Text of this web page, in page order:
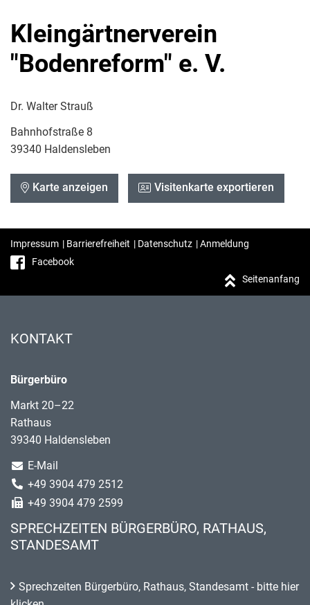
Kleingärtnerverein
"Bodenreform" e. V.
Dr. Walter Strauß
Bahnhofstraße 8
39340 Haldensleben
Karte anzeigen Visitenkarte exportieren
Impressum | Barrierefreiheit | Datenschutz |Anmeldung
Facebook
Seitenanfang
KONTAKT
Bürgerbüro
Markt 20–22
Rathaus
39340 Haldensleben
E-Mail
+49 3904 479 2512
+49 3904 479 2599
SPRECHZEITEN BÜRGERBÜRO, RATHAUS,
STANDESAMT
Sprechzeiten Bürgerbüro, Rathaus, Standesamt - bitte hier